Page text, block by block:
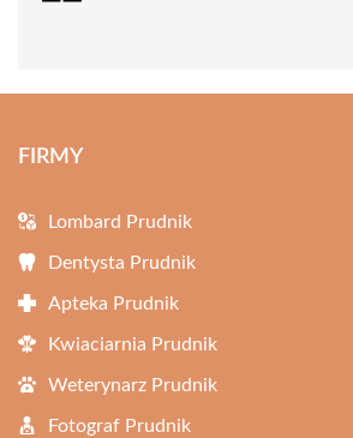
FIRMY
Lombard Prudnik
Dentysta Prudnik
Apteka Prudnik
Kwiaciarnia Prudnik
Weterynarz Prudnik
Fotograf Prudnik